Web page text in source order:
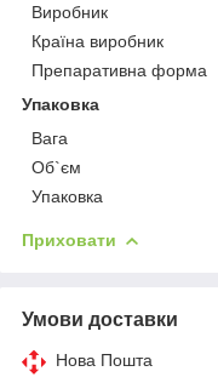
Виробник
Країна виробник
Препаративна форма
Упаковка
Вага
Об`єм
Упаковка
Приховати
Умови доставки
Нова Пошта